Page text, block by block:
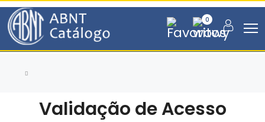
0
Validação de Acesso